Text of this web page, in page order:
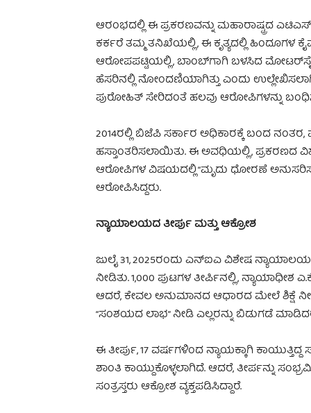
ಆರಂಭದಲ್ಲಿ ಈ ಪ್ರಕರಣವನ್ನು ಮಹಾರಾಷ್ಟ್ರದ ಎಟಿಎಸ್
ಕರ್ಕರೆ ತಮ್ಮ ತನಿಖೆಯಲ್ಲಿ, ಈ ಕೃತ್ಯದಲ್ಲಿ ಹಿಂದೂಗಳ
ಆರೋಪಪಟ್ಟಿಯಲ್ಲಿ, ಬಾಂಬ್‌ಗಾಗಿ ಬಳಸಿದ
ಹೆಸರಿನಲ್ಲಿ ನೋಂದಣಿಯಾಗಿತ್ತು ಎಂದು
ಪುರೋಹಿತ್ ಸೇರಿದಂತೆ ಹಲವು ಆರೋಪಿಗಳನ್ನು
2014ರಲ್ಲಿ ಬಿಜೆಪಿ ಸರ್ಕಾರ ಅಧಿಕಾರಕ್ಕೆ ಬಂದ ನಂತರ,
ಹಸ್ತಾಂತರಿಸಲಾಯಿತು. ಈ ಅವಧಿಯಲ್ಲಿ, ಪ್ರಕರಣದ
ಆರೋಪಿಗಳ ವಿಷಯದಲ್ಲಿ “ಮೃದು ಧೋರಣೆ
ಆರೋಪಿಸಿದ್ದರು.
ನ್ಯಾಯಾಲಯದ ತೀರ್ಪು ಮತ್ತು ಆಕ್ರೋಶ
ಜುಲೈ 31, 2025ರಂದು ಎನ್‌ಐಎ ವಿಶೇಷ
ನೀಡಿತು. 1,000 ಪುಟಗಳ ತೀರ್ಪಿನಲ್ಲಿ,
ಆದರೆ, ಕೇವಲ ಅನುಮಾನದ ಆಧಾರದ ಮೇಲೆ ಶಿಕ್ಷೆ
“ಸಂಶಯದ ಲಾಭ” ನೀಡಿ ಎಲ್ಲರನ್ನು ಬಿಡುಗಡೆ
ಈ ತೀರ್ಪು, 17 ವರ್ಷಗಳಿಂದ ನ್ಯಾಯಕ್ಕಾಗಿ
ಶಾಂತಿ ಕಾಯ್ದುಕೊಳ್ಳಲಾಗಿದೆ. ಆದರೆ, ತೀರ್ಪನ್ನು
ಸಂತ್ರಸ್ತರು ಆಕ್ರೋಶ ವ್ಯಕ್ತಪಡಿಸಿದ್ದಾರೆ.